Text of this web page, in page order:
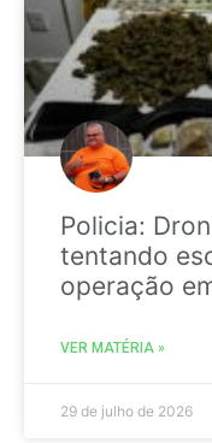
Policia:
tentando
operação
VER MATÉRIA »
29 de julho de 2026